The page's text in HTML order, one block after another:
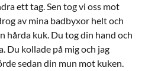
ett tag. Sen tog vi oss mot
av mina badbyxor helt och
hårda kuk. Du tog din hand och
Du kollade på mig och jag
sedan din mun mot kuken.